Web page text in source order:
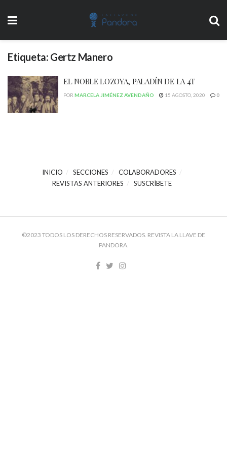
Etiqueta: Gertz Manero
EL NOBLE LOZOYA, PALADÍN DE LA 4T
POR MARCELA JIMÉNEZ AVENDAÑO 15 AGOSTO, 2020 0
INICIO SECCIONES
COLABORADORES
REVISTAS ANTERIORES
SUSCRÍBETE
©2023 TODOS LOS DERECHOS RESERVADOS. REVISTA LA LLAVE DE
PANDORA.